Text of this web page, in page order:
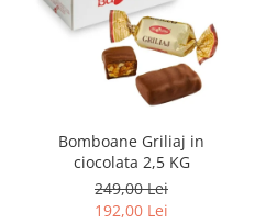
Bomboane Griliaj in
ciocolata 2,5 KG
249,00 Lei
192,00 Lei